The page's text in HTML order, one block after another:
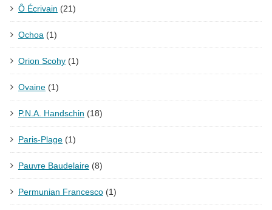
Ô Écrivain (21)
Ochoa (1)
Orion Scohy (1)
Ovaine (1)
P.N.A. Handschin (18)
Paris-Plage (1)
Pauvre Baudelaire (8)
Permunian Francesco (1)